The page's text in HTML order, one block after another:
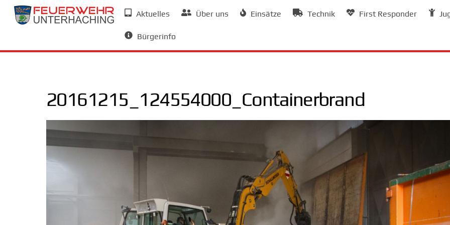
Skip
Aktuelles Über uns Einsätze Technik First Responder
Bürgerinfo
20161215_124554000_Containerbrand